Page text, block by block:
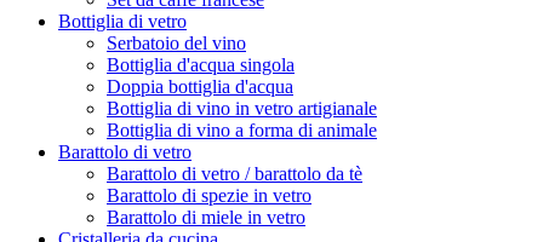
Bottiglia di vetro
Serbatoio del vino
Bottiglia d'acqua singola
Doppia bottiglia d'acqua
Bottiglia di vino in vetro artigianale
Bottiglia di vino a forma di animale
Barattolo di vetro
Barattolo di vetro / barattolo da tè
Barattolo di spezie in vetro
Barattolo di miele in vetro